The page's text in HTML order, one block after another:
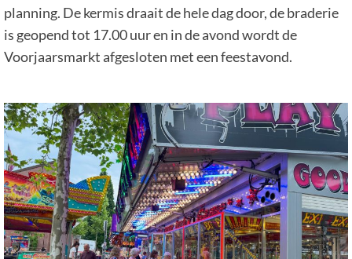
planning. De kermis draait de hele dag door, de braderie
is geopend tot 17.00 uur en in de avond wordt de
Voorjaarsmarkt afgesloten met een feestavond.